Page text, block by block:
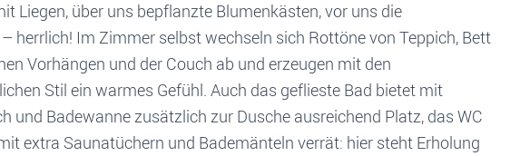
Liegen, über uns bepflanzte Blumenkästen, vor uns die
herrlich! Im Zimmer selbst wechseln sich Rottöne von Teppich, Bett
Vorhängen und der Couch ab und erzeugen mit den
Stil ein warmes Gefühl. Auch das geflieste Bad bietet mit
und Badewanne zusätzlich zur Dusche ausreichend Platz, das WC
extra Saunatüchern und Bademänteln verrät: hier steht Erholung